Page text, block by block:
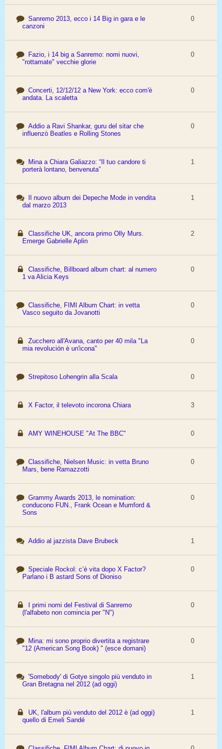
Sanremo 2013, ecco i 14 Big in gara e le
canzoni
0
Fazio, i 14 big a Sanremo: nomi nuovi,
"rottamate" vecchie glorie
0
Concerti, 12/12/12 a New York: ecco com'è
andata. La scaletta
0
Addio a Ravi Shankar, guru del sitar che
influenzò Beatles e Rolling Stones
0
Mina a Chiara Galiazzo: “Il tuo candore ti
porterà lontano, benvenuta”
1
Il nuovo album dei Depeche Mode in vendita
dal marzo 2013
1
Classifiche UK, ancora primo Olly Murs.
Emerge Gabrielle Aplin
2
Classifiche, Billboard album chart: al numero
1 va Alicia Keys
0
Classifiche, FIMI Album Chart: in vetta
Vasco seguito da Jovanotti
0
Zucchero all'Avana, canto per 40 mila "La
mia revolución è un'icona"
0
Strepitoso Lohengrin alla Scala 0
X Factor, il televoto incorona Chiara 3
AMY WINEHOUSE "At The BBC" 0
Classifiche, Nielsen Music: in vetta Bruno
Mars, bene Ramazzotti
0
Grammy Awards 2013, le nomination:
conducono FUN., Frank Ocean e Mumford &
Sons
0
Addio al jazzista Dave Brubeck 1
Speciale Rockol: c’è vita dopo X Factor?
Parlano i B astard Sons of Dioniso
0
I primi nomi del Festival di Sanremo
(l'alfabeto non comincia per "N")
0
Mina: mi sono proprio divertita a registrare
"12 (American Song Book) " (esce domani)
0
'Somebody' di Gotye singolo più venduto in
Gran Bretagna nel 2012 (ad oggi)
1
UK, l'album più venduto del 2012 è (ad oggi)
quello di Emeli Sandé
1